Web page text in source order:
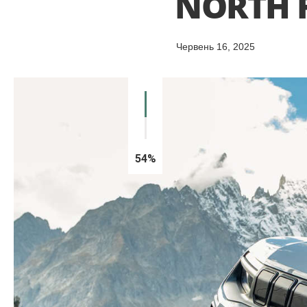
Червень 16, 2025
54%